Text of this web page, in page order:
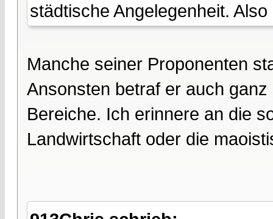
städtische Angelegenheit.
Manche seiner Proponenten
Ansonsten betraf er auch
Bereiche. Ich erinnere an die
Landwirtschaft oder die